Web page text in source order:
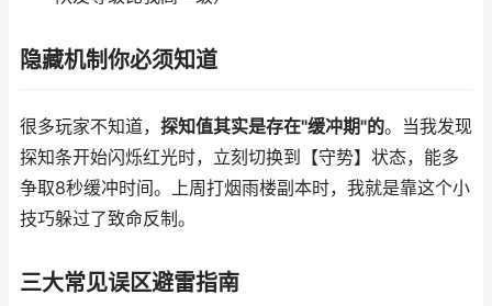
隐藏机制你必须知道
很多玩家不知道， 探知值其实是存在"缓冲期"的。当我发现
探知条开始闪烁红光时，立刻切换到【守势】状态，能多
争取8秒缓冲时间。上周打烟雨楼副本时，我就是靠这个小
技巧躲过了致命反制。
三大常见误区避雷指南